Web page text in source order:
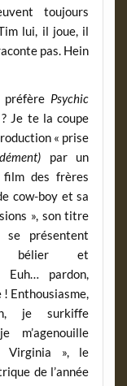
toujours
lui, il joue, il
pas. Hein
Psychic
Je te la coupe
« prise
par un
film des frères
cow-boy et sa
», son titre
se présentent
bélier et
Euh… pardon,
! Enthousiasme,
je surkiffe
m’agenouille
Virginia », le
de l’année